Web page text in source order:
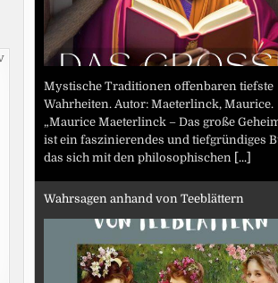
Mystische Traditionen offenbaren tiefste
Wahrheiten. Autor: Maeterlinck, Maurice.
„Maurice Maeterlinck – Das große
ist ein faszinierendes und tiefgründiges
das sich mit den philosophischen [...]
Wahrsagen anhand von Teeblättern